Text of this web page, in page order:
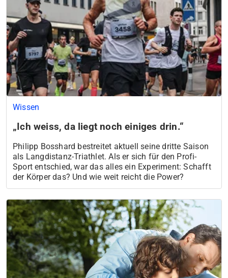
Wissen
„Ich weiss, da liegt noch einiges drin.“
Philipp Bosshard bestreitet aktuell seine dritte Saison
als Langdistanz-Triathlet. Als er sich für den Profi-
Sport entschied, war das alles ein Experiment: Schafft
der Körper das? Und wie weit reicht die Power?